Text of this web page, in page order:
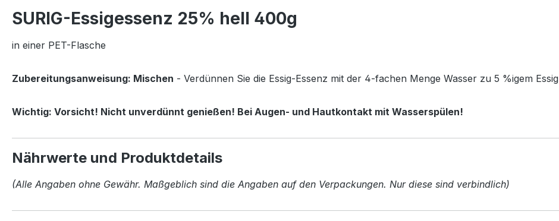
SURIG-Essigessenz 25% hell 400g
in einer PET-Flasche
Zubereitungsanweisung: Mischen - Verdünnen Sie die Essig-Essenz mit der 4-fachen Menge Wasser zu 5 %igem Essig
Wichtig: Vorsicht! Nicht unverdünnt genießen! Bei Augen- und Hautkontakt mit Wasserspülen!
Nährwerte und Produktdetails
(Alle Angaben ohne Gewähr. Maßgeblich sind die Angaben auf den Verpackungen. Nur diese sind verbindlich)